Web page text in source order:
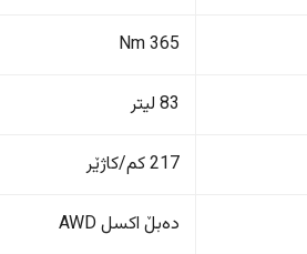
365 Nm
83 لیتر
217 کم/کاژێر
دەبڵ اکسل AWD